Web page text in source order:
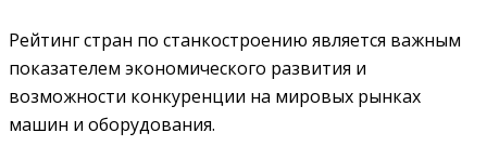
Рейтинг стран по станкостроению является важным
показателем экономического развития и
возможности конкуренции на мировых рынках
машин и оборудования.